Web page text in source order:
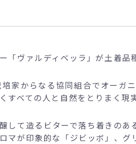
「ヴァルディベッラ」が土着
家からなる協同組合でオーガ
すべての人と自然をとりまく現
して造るビターで落ち着きの
マが印象的な「ジビッボ」、